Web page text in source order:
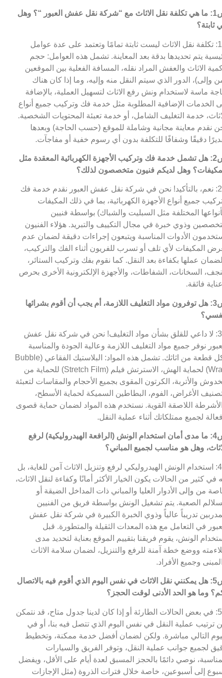
نقل عفش العبور
“؟ وهل
ثابتة؟
ج1: تكلفة نقل الاثاث ليست ثابتة تمامًا وتعتمد على عدة عوامل
يتم تحديدها بدقة بعد المعاينة. تشمل هذه العوامل: حجم
الاثاث والعفش المراد نقله، المسافة الفعلية بين الموقعين
وإلى)، الدور الذي سيتم النقل منه وإليه، وما إذا كان هناك
ماسة لاستخدام ونش رفع الاثاث لتسهيل العملية، بالإضافة
الخدمات الإضافية المطلوبة مثل خدمة فك وتركيب جميع أنواع
خدمة التغليف الشامل، أو خدمة تعبئة المحتويات الشخصية.
نقدم معاينة مجانية وشاملة للموقع (حسب الحاجة) وبعدها
دقيقًا وشفافًا للتكلفة بدون أي رسوم خفية أو مفاجآت.
س2: هل تشمل خدمة فك وتركيب الأجهزة الكهربائية المعقدة مثل
وهل لديكم فنيون متخصصون لذلك؟
ج2: نعم، بالتأكيد! نحن في شركة نقل عفش العبور نقدم خدمة فك
جميع أنواع الأجهزة الكهربائية، بما في ذلك المكيفات
المختلفة مثل السبليت والشباك) بواسطة فنيين
وذوي خبرة في مجال التكييف والتبريد. هؤلاء الفنيون
الأدوات المناسبة ويتبعون إجراءات دقيقة لضمان عدم
المكيفات لأي تلف أو تسرب للفريون أثناء الفك والتركيب،
عملها بكفاءة بعد النقل. كما نقوم بفك وتركيب الستائر،
السخانات، الشفاطات، والأجهزة الإلكترونية الأخرى بحرص
فائقة.
س3: هل توفرون مواد التغليف اللازمة، أم يجب أن أقوم بشرائها
ج3: لا داعي للقلق بشأن مواد التغليف! نحن في شركة نقل عفش
نوفر جميع مواد التغليف اللازمة وعالية الجودة والمناسبة
لكل قطعة من اثاثك. تشمل هذه المواد: البلاستيك الفقاعي (Bubble
Wrap) لحماية الهش، الاسترتش فيلم (Stretch Film) للحماية من
والأتربة، الكرتون المقوى بجميع الأحجام والمقاسات لتعبئة
الأغراض، الفوم، البطاطين السميكة لحماية الأسطح،
اللاصقة القوية. نستخدم هذه المواد لضمان حماية قصوى
لجميع ممتلكاتك أثناء عملية النقل.
س4: ما مدى أمان استخدام الونش (الرافعة الهيدروليكية) لرفع
وهل هو مناسب لجميع المباني؟
ج4: استخدام الونش الهيدروليكي لرفع وتنزيل الاثاث آمن للغاية، بل
في كثير من الحالات يكون الخيار الأكثر أمانًا وكفاءة لنقل الاثاث،
من وإلى الأدوار العليا والمباني ذات المداخل الضيقة أو
الصعبة. يتم تشغيل الونش بواسطة فريق من الفنيين
تدريباً عالياً وذوي الخبرة الكبيرة في شركة نقل عفش
في التعامل مع هذه المعدات الثقيلة والمتطورة. قبل
الونش، يقوم فريقنا بتقييم الموقع بعناية لتحديد مدى
ووضع خطة آمنة للرفع والتنزيل، لضمان سلامة الاثاث
وجميع الأفراد.
س5: هل يمكنني نقل الاثاث في نفس اليوم الذي أقوم فيه بالاتصال
وما هو الحد الأدنى لوقت الحجز؟
ج5: في بعض الحالات الطارئة أو إذا كان لدينا جدول متاح، قد نتمكن
ترتيب عملية النقل في نفس اليوم الذي تتصل فيه بنا، أو في
التالي مباشرة. ولكن لضمان أفضل خدمة ممكنة، وتخطيط
لجميع جوانب عملية النقل، وتوفر الفريق والسيارات
نوصي دائمًا بالحجز المسبق لعدة أيام على الأقل، ويفضل
إلى أسبوعين، خاصة خلال فترات الذروة (مثل الإجازات